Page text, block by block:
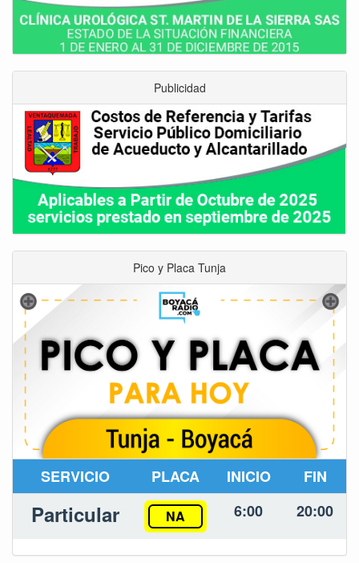
Publicidad
Pico y Placa Tunja
SERVICIO PLACA INICIO FIN
Particular NA 6:00 20:00